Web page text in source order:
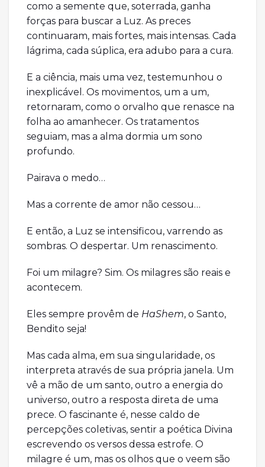
como a semente que, soterrada, ganha
forças para buscar a Luz. As preces
continuaram, mais fortes, mais intensas. Cada
lágrima, cada súplica, era adubo para a cura.
E a ciência, mais uma vez, testemunhou o
inexplicável. Os movimentos, um a um,
retornaram, como o orvalho que renasce na
folha ao amanhecer. Os tratamentos
seguiam, mas a alma dormia um sono
profundo.
Pairava o medo…
Mas a corrente de amor não cessou…
E então, a Luz se intensificou, varrendo as
sombras. O despertar. Um renascimento.
Foi um milagre? Sim. Os milagres são reais e
acontecem.
Eles sempre provêm de HaShem, o Santo,
Bendito seja!
Mas cada alma, em sua singularidade, os
interpreta através de sua própria janela. Um
vê a mão de um santo, outro a energia do
universo, outro a resposta direta de uma
prece. O fascinante é, nesse caldo de
percepções coletivas, sentir a poética Divina
escrevendo os versos dessa estrofe. O
milagre é um, mas os olhos que o veem são